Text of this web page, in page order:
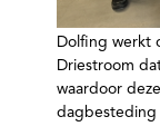
Dolfing werkt
Driestroom
waardoor